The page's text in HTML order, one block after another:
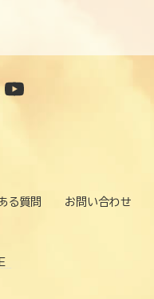
る質問 お問い合わせ